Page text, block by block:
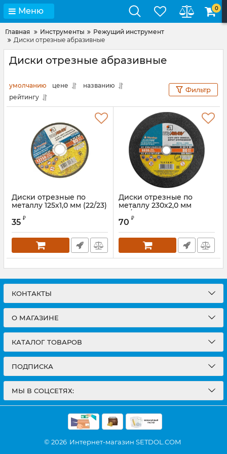
Меню 0
Главная Инструменты
Режущий инструмент
Диски отрезные абразивные
Диски отрезные абразивные
умолчанию цене
названию
рейтингу
Фильтр
Диски отрезные по
металлу 125х1,0 мм (22/23)
35 ₽
Диски отрезные по
металлу 230х2,0 мм
(22/23)
70 ₽
КОНТАКТЫ
О МАГАЗИНЕ
КАТАЛОГ ТОВАРОВ
ПОДПИСКА
МЫ В СОЦСЕТЯХ:
© 2026 Интернет-магазин SETDOL.COM